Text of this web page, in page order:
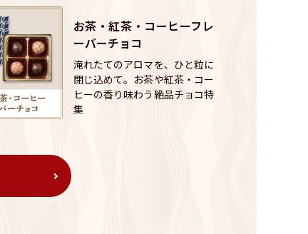
お茶・紅茶・コーヒーフレ
ーバーチョコ
淹れたてのアロマを、ひと粒に
閉じ込めて。お茶や紅茶・コー
ヒーの香り味わう絶品チョコ特
集